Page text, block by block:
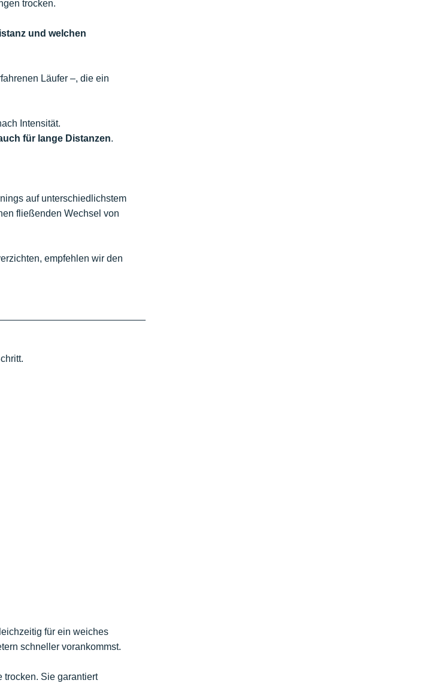
trocken.
und welchen
Läufer –, die ein
Intensität.
für lange Distanzen.
auf unterschiedlichstem
fließenden Wechsel von
empfehlen wir den
für ein weiches
schneller vorankommst.
trocken. Sie garantiert